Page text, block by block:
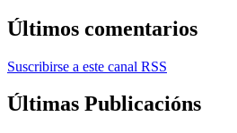
Últimos comentarios
Suscribirse a este canal RSS
Últimas Publicacións